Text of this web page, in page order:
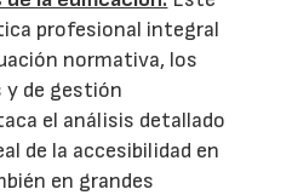
profesional integral
normativa, los
de gestión
el análisis detallado
de la accesibilidad en
en grandes